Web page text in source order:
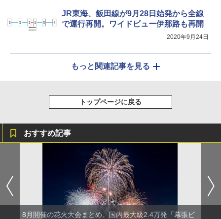
JR東海、飯田線が9月28日始発から全線
で運行再開。ワイドビュー伊那路も再開
2020年9月24日
もっと関連記事を見る
トップページに戻る
おすすめ記事
8月開催の花火大会まとめ。国内最大級2.4万発「幕張ビ